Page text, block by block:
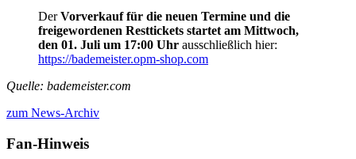
DerVorverkauf für die neuen Termine und die
freigewordenen Resttickets startet am Mittwoch,
den 01. Juli um 17:00 Uhr ausschließlich hier:
https://bademeister.opm-shop.com
Quelle: bademeister.com
zum News-Archiv
Fan-Hinweis